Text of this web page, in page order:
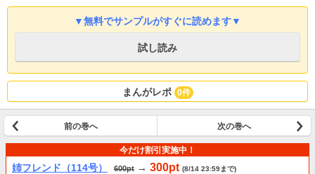
▼無料でサンプルがすぐに読めます▼
試し読み
まんがレポ 0件
前の巻へ 次の巻へ
今だけ割引実施中！
姉フレンド（114号） 600pt → 300pt (8/14 23:59まで)